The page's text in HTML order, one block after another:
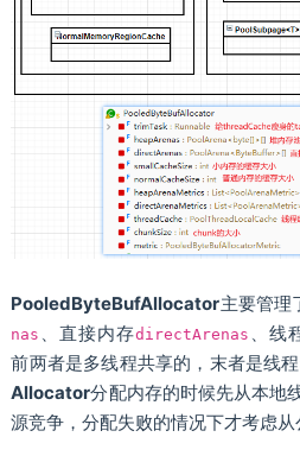
PooledByteBufAllocator主要管理
nas 、直接内存directArenas 、线
前两者是多线程共享的，末者是线
Allocator分配内存的时候先从本地
源竞争，分配失败的情况下才考虑从